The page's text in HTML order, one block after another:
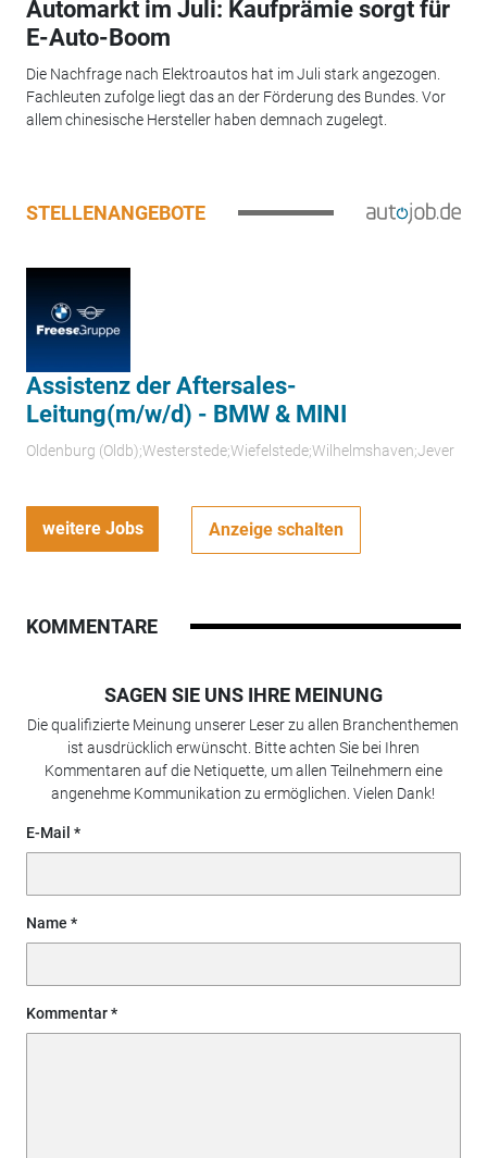
Automarkt im Juli: Kaufprämie sorgt für
E-Auto-Boom
Die Nachfrage nach Elektroautos hat im Juli stark angezogen.
Fachleuten zufolge liegt das an der Förderung des Bundes. Vor
allem chinesische Hersteller haben demnach zugelegt.
STELLENANGEBOTE
Assistenz der Aftersales-
Leitung(m/w/d) - BMW & MINI
Oldenburg (Oldb);Westerstede;Wiefelstede;Wilhelmshaven;Jever
weitere Jobs Anzeige schalten
KOMMENTARE
SAGEN SIE UNS IHRE MEINUNG
Die qualifizierte Meinung unserer Leser zu allen Branchenthemen
ist ausdrücklich erwünscht. Bitte achten Sie bei Ihren
Kommentaren auf die Netiquette, um allen Teilnehmern eine
angenehme Kommunikation zu ermöglichen. Vielen Dank!
E-Mail
Name
Kommentar